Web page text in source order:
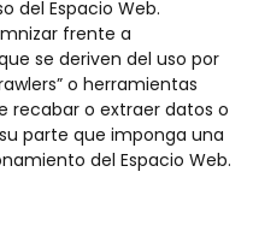
del Espacio Web.
frente a
se deriven del uso por
o herramientas
recabar o extraer datos o
parte que imponga una
del Espacio Web.